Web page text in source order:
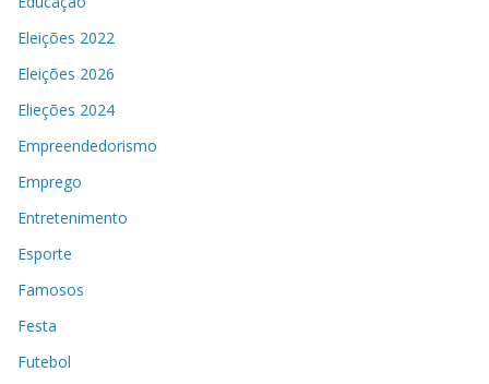
Eleições 2022
Eleições 2026
Elieções 2024
Empreendedorismo
Emprego
Entretenimento
Esporte
Famosos
Festa
Futebol